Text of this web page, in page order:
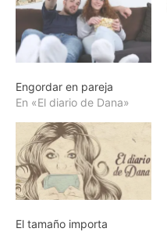
Engordar en pareja
En «El diario de Dana»
El tamaño importa